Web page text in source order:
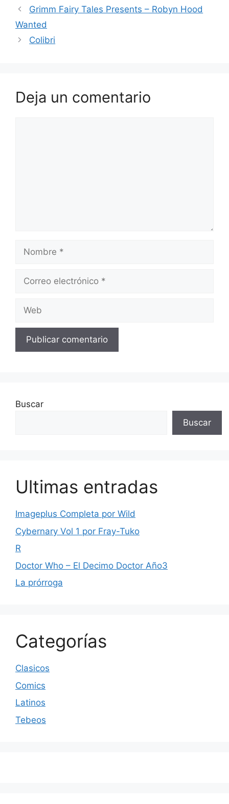
Grimm Fairy Tales Presents – Robyn Hood
Wanted
Colibri
Deja un comentario
Nombre
Correo
Web
Buscar
Buscar
Ultimas entradas
Imageplus Completa por Wild
Cybernary Vol 1 por Fray-Tuko
R
Doctor Who – El Decimo Doctor Año3
La prórroga
Categorías
Clasicos
Comics
Latinos
Tebeos